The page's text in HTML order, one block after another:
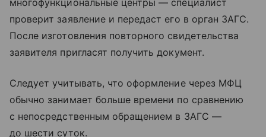
многофункциональные центры — специалист
проверит заявление и передаст его в орган ЗАГС.
После изготовления повторного свидетельства
заявителя пригласят получить документ.
Следует учитывать, что оформление через МФЦ
обычно занимает больше времени по сравнению
с непосредственным обращением в ЗАГС —
до шести суток.